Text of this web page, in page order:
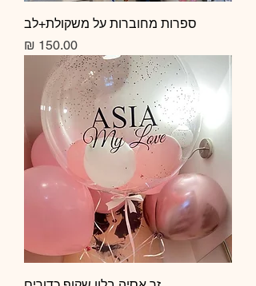
ספרות מחוברות על משקולת+לב
מחיר